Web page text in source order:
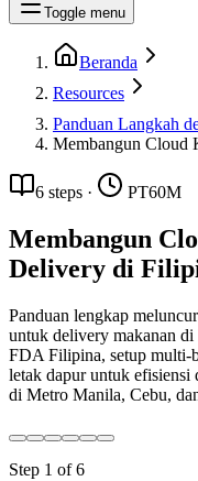
Toggle menu
Beranda
Resources
Panduan Langkah
Membangun Cloud
6 steps · PT60M
Membangun
Delivery di
Panduan lengkap
untuk delivery makanan
FDA Filipina, setup multi-
letak dapur untuk efisiensi
di Metro Manila, Cebu,
Step 1 of6